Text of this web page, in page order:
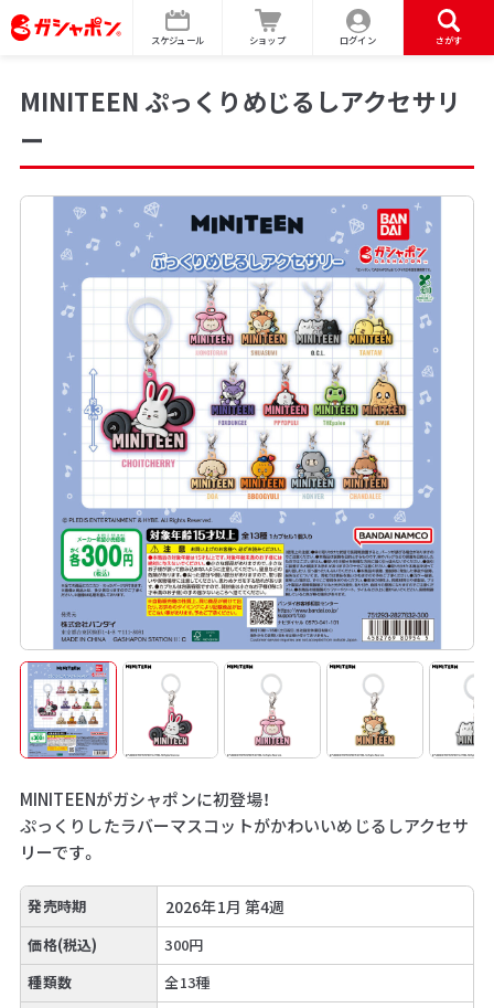
スケジュール ショップ ログイン さがす
MINITEEN ぷっくりめじるしアクセサリ
ー
MINITEENがガシャポンに初登場！
ぷっくりしたラバーマスコットがかわいいめじるしアクセサ
リーです。
発売時期 2026年1月 第4週
価格(税込)
300円
種類数
全13種